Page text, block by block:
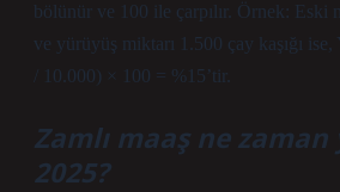
bölünür ve 100 ile çarpılır. Örnek: Eski
ve yürüyüş miktarı 1.500 çay kaşığı
/ 10.000) × 100 = %15’tir.
Zamlı maaş ne
2025?